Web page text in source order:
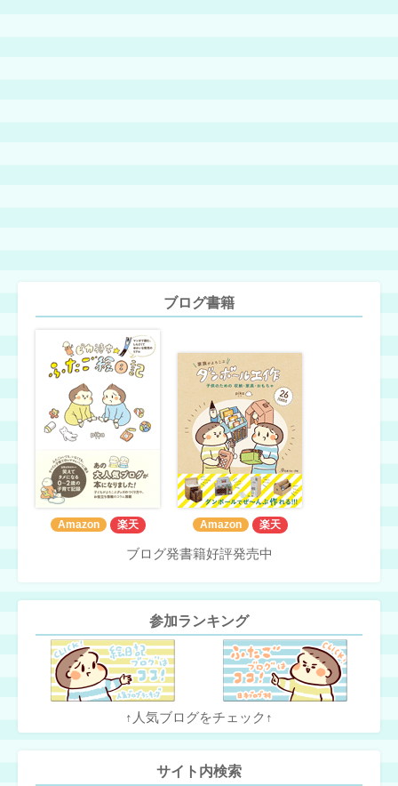
ブログ書籍
Amazon 楽天 Amazon 楽天
ブログ発書籍好評発売中
参加ランキング
↑人気ブログをチェック↑
サイト内検索